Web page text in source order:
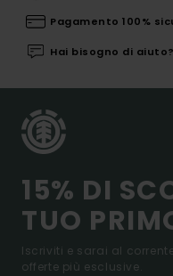
Pagamento 100%
Hai bisogno di aiuto?
15% DI
TUO
Iscriviti e sarai al
offerte più esclusive.